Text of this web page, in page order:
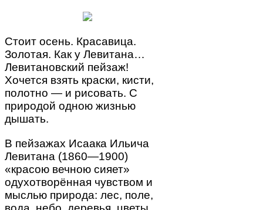
Стоит осень. Красавица.
Золотая. Как у Левитана…
Левитановский пейзаж!
Хочется взять краски, кисти,
полотно — и рисовать. С
природой одною жизнью
дышать.
В пейзажах Исаака Ильича
Левитана (1860—1900)
«красою вечною сияет»
одухотворённая чувством и
мыслью природа: лес, поле,